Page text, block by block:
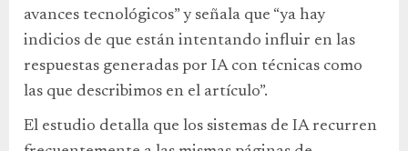
avances tecnológicos” y señala que “ya hay
indicios de que están intentando influir en las
respuestas generadas por IA con técnicas como
las que describimos en el artículo”.
El estudio detalla que los sistemas de IA recurren